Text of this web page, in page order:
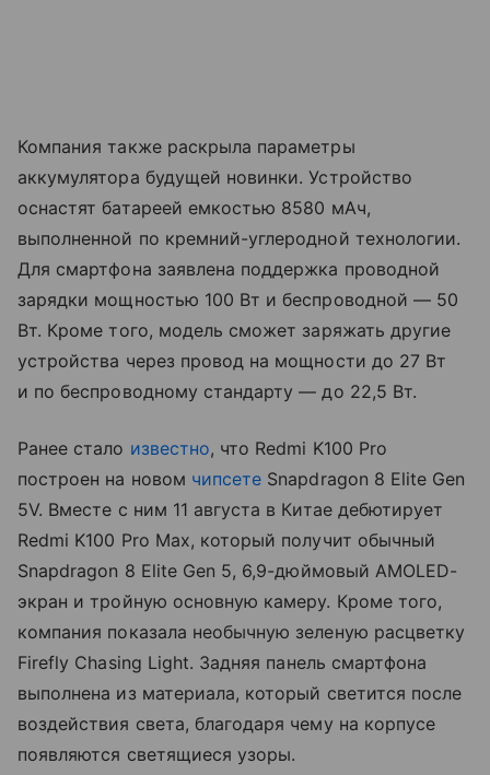
Компания также раскрыла параметры
аккумулятора будущей новинки. Устройство
оснастят батареей емкостью 8580 мАч,
выполненной по кремний-углеродной технологии.
Для смартфона заявлена поддержка проводной
зарядки мощностью 100 Вт и беспроводной — 50
Вт. Кроме того, модель сможет заряжать другие
устройства через провод на мощности до 27 Вт
и по беспроводному стандарту — до 22,5 Вт.
Ранее стало известно, что Redmi K100 Pro
построен на новом чипсете Snapdragon 8 Elite Gen
5V. Вместе с ним 11 августа в Китае дебютирует
Redmi K100 Pro Max, который получит обычный
Snapdragon 8 Elite Gen 5, 6,9-дюймовый AMOLED-
экран и тройную основную камеру. Кроме того,
компания показала необычную зеленую расцветку
Firefly Chasing Light. Задняя панель смартфона
выполнена из материала, который светится после
воздействия света, благодаря чему на корпусе
появляются светящиеся узоры.